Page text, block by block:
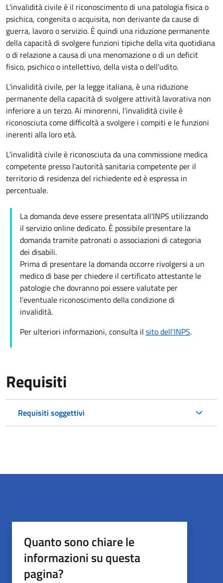
L'invalidità civile è il riconoscimento di una patologia fisica o
psichica, congenita o acquisita, non derivante da cause di
guerra, lavoro o servizio. È quindi una riduzione permanente
della capacità di svolgere funzioni tipiche della vita quotidiana
o di relazione a causa di una menomazione o di un deficit
fisico, psichico o intellettivo, della vista o dell’udito.
L'invalidità civile, per la legge italiana, è una riduzione
permanente della capacità di svolgere attività lavorativa non
inferiore a un terzo. Ai minorenni, l’invalidità civile è
riconosciuta come difficoltà a svolgere i compiti e le funzioni
inerenti alla loro età.
L’invalidità civile è riconosciuta da una commissione medica
competente presso l'autorità sanitaria competente per il
territorio di residenza del richiedente ed è espressa in
percentuale.
La domanda deve essere presentata all'INPS utilizzando
il servizio online dedicato. È possibile presentare la
domanda tramite patronati o associazioni di categoria
dei disabili.
Prima di presentare la domanda occorre rivolgersi a un
medico di base per chiedere il certificato attestante le
patologie che dovranno poi essere valutate per
l’eventuale riconoscimento della condizione di
invalidità.
Per ulteriori informazioni, consulta il sito dell'INPS.
Requisiti
Requisiti soggettivi
Quanto sono chiare le
informazioni su questa
pagina?